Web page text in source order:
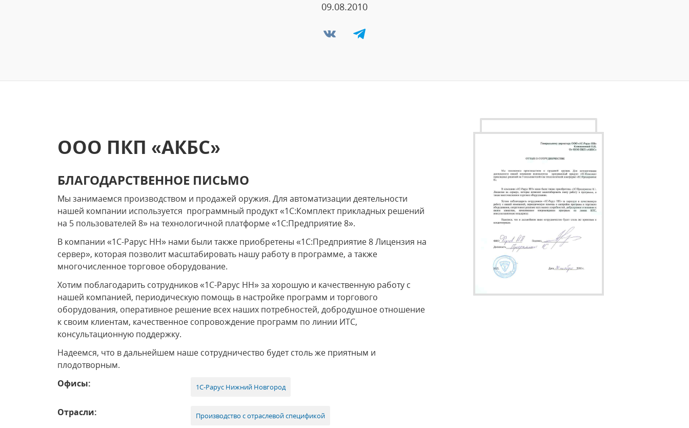
09.08.2010
ООО ПКП «АКБС»
БЛАГОДАРСТВЕННОЕ ПИСЬМО
Мы занимаемся производством и продажей оружия. Для автоматизации деятельности
нашей компании используется программный продукт «1С:Комплект прикладных решений
на 5 пользователей 8» на технологичной платформе «1С:Предприятие 8».
В компании «1С-Рарус НН» нами были также приобретены «1С:Предприятие 8 Лицензия на
сервер», которая позволит масштабировать нашу работу в программе, а также
многочисленное торговое оборудование.
Хотим поблагодарить сотрудников «1С-Рарус НН» за хорошую и качественную работу с
нашей компанией, периодическую помощь в настройке программ и торгового
оборудования, оперативное решение всех наших потребностей, добродушное отношение
к своим клиентам, качественное сопровождение программ по линии ИТС,
консультационную поддержку.
Надеемся, что в дальнейшем наше сотрудничество будет столь же приятным и
плодотворным.
Офисы:
1С-Рарус Нижний Новгород
Отрасли: Производство с отраслевой спецификой